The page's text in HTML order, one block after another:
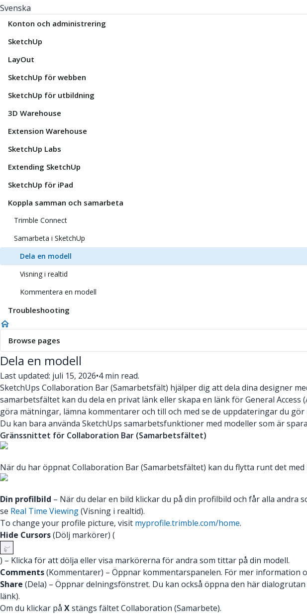
Svenska
Konton och administrering
SketchUp
LayOut
SketchUp för webben
SketchUp för utbildning
3D Warehouse
Extension Warehouse
SketchUp Labs
Extending SketchUp
SketchUp för iPad
Koppla samman och samarbeta
Trimble Connect
Samarbeta i SketchUp
Dela en modell
Visning i realtid
Kommentera en modell
Troubleshooting
Browse pages
Dela en modell
Last updated: juli 15, 2026•4 min read.
SketchUps Collaboration Bar (Samarbetsfält) hjälper dig att dela dina designer
samarbetsfältet kan du dela en privat länk eller skapa en länk för General
göra mätningar, lämna kommentarer och till och med se de uppdateringar du gör
Du kan bara använda SketchUps samarbetsfunktioner med modeller som är
Gränssnittet för Collaboration Bar (Samarbetsfältet)
När du har öppnat Collaboration Bar (Samarbetsfältet) kan du flytta runt det
Din profilbild – När du delar en bild klickar du på din profilbild och får alla
se Real Time Viewing(Visning i realtid).
To change your profile picture, visit myprofile.trimble.com/home.
Hide Cursors(Dölj markörer) (
) – Klicka för att dölja eller visa markörerna för andra som tittar på din modell.
Comments(Kommentarer) – Öppnar kommentarspanelen. För mer information
Share (Dela) – Öppnar delningsfönstret. Du kan också öppna den här
länk).
Om du klickar på Xstängs fältet Collaboration (Samarbete).